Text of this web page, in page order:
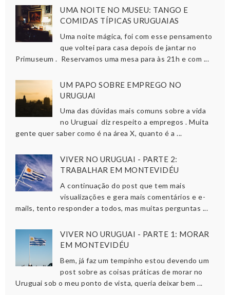
UMA NOITE NO MUSEU: TANGO E
COMIDAS TÍPICAS URUGUAIAS
Uma noite mágica, foi com esse pensamento
que voltei para casa depois de jantar no
Primuseum . Reservamos uma mesa para às 21h e com ...
UM PAPO SOBRE EMPREGO NO
URUGUAI
Uma das dúvidas mais comuns sobre a vida
no Uruguai diz respeito a empregos . Muita
gente quer saber como é na área X, quanto é a ...
VIVER NO URUGUAI - PARTE 2:
TRABALHAR EM MONTEVIDÉU
A continuação do post que tem mais
visualizações e gera mais comentários e e-
mails, tento responder a todos, mas muitas perguntas ...
VIVER NO URUGUAI - PARTE 1: MORAR
EM MONTEVIDÉU
Bem, já faz um tempinho estou devendo um
post sobre as coisas práticas de morar no
Uruguai sob o meu ponto de vista, queria deixar bem ...